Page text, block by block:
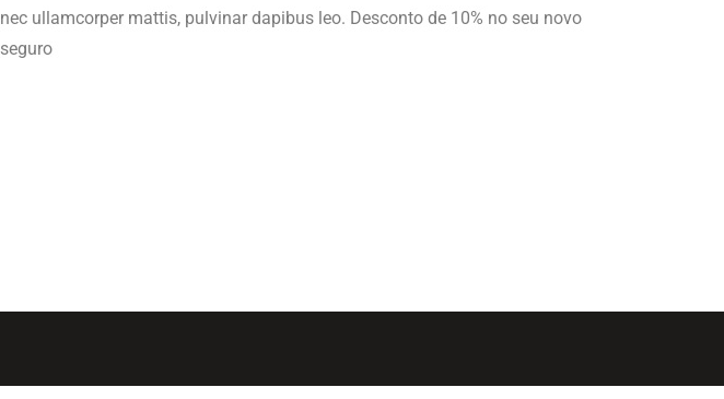
nec ullamcorper mattis, pulvinar dapibus leo. Desconto de 10% no seu novo
seguro